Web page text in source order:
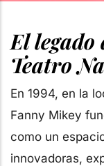
El legado
Teatro
En 1994, en la
Fanny Mikey
como un
innovadoras,